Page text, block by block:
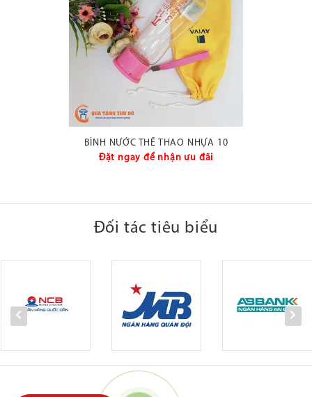
BÌNH NƯỚC THỂ THAO NHỰA 10
Đặt ngay để nhận ưu đãi
Đối tác tiêu biểu